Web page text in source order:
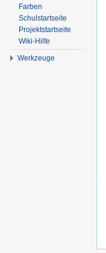
Farben
Schulstartseite
Projektstartseite
Wiki-Hilfe
Werkzeuge